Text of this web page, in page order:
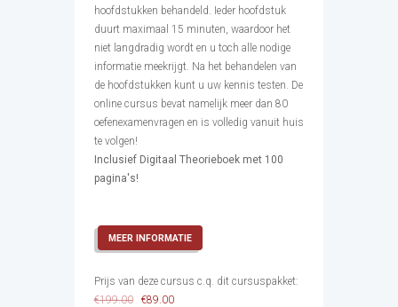
hoofdstukken behandeld. Ieder hoofdstuk
duurt maximaal 15 minuten, waardoor het
niet langdradig wordt en u toch alle nodige
informatie meekrijgt. Na het behandelen van
de hoofdstukken kunt u uw kennis testen. De
online cursus bevat namelijk meer dan 80
oefenexamenvragen en is volledig vanuit huis
te volgen!
Inclusief Digitaal Theorieboek met 100
pagina's!
MEER INFORMATIE
Prijs van deze cursus c.q. dit cursuspakket:
€199.00 €89.00